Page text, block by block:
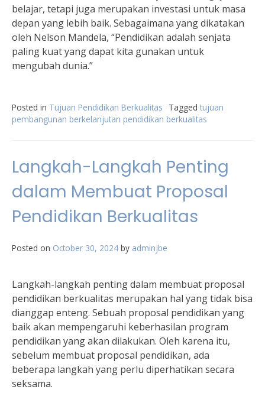
belajar, tetapi juga merupakan investasi untuk masa
depan yang lebih baik. Sebagaimana yang dikatakan
oleh Nelson Mandela, “Pendidikan adalah senjata
paling kuat yang dapat kita gunakan untuk
mengubah dunia.”
Posted in Tujuan Pendidikan Berkualitas Tagged tujuan
pembangunan berkelanjutan pendidikan berkualitas
Langkah-Langkah Penting
dalam Membuat Proposal
Pendidikan Berkualitas
Posted on October 30, 2024 by adminjbe
Langkah-langkah penting dalam membuat proposal
pendidikan berkualitas merupakan hal yang tidak bisa
dianggap enteng. Sebuah proposal pendidikan yang
baik akan mempengaruhi keberhasilan program
pendidikan yang akan dilakukan. Oleh karena itu,
sebelum membuat proposal pendidikan, ada
beberapa langkah yang perlu diperhatikan secara
seksama.